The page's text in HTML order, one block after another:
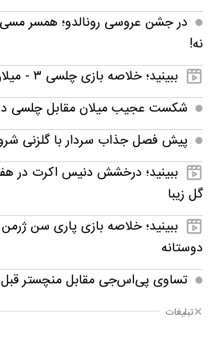
در جشن عروسی رونالدو؛ همسر
نه!
ببینید؛ خلاصه بازی چلسی ۳ - میلان ۰ | دوستانه
شکست عجیب میلان مقابل چلسی
پیش فصل جذاب سردار با گلزنی
گل زیبا
دوستانه
تساوی پی‌اس‌جی مقابل منچستر قبل
تبلیغات